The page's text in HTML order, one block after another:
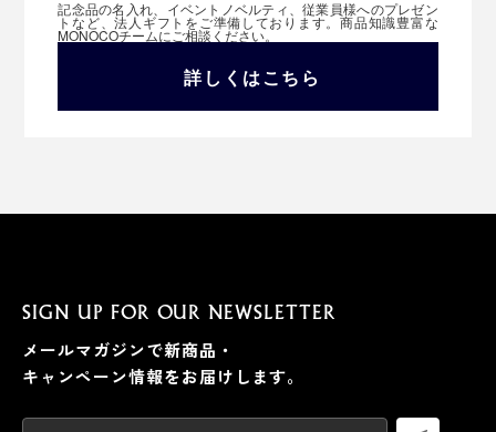
記念品の名入れ、イベントノベルティ、従業員様へのプレゼン
トなど、法人ギフトをご準備しております。商品知識豊富な
MONOCOチームにご相談ください。
詳しくはこちら
SIGN UP FOR OUR NEWSLETTER
メールマガジンで新商品・
キャンペーン情報をお届けします。